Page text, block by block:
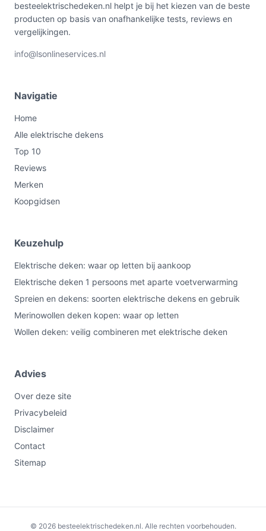
€58,65 Bekijk op bol.com
besteelektrischedeken.nl helpt je bij het kiezen van de beste
producten op basis van onafhankelijke tests, reviews en
vergelijkingen.
info@lsonlineservices.nl
Navigatie
Home
Alle elektrische dekens
Top 10
Reviews
Merken
Koopgidsen
Keuzehulp
Elektrische deken: waar op letten bij aankoop
Elektrische deken 1 persoons met aparte voetverwarming
Spreien en dekens: soorten elektrische dekens en gebruik
Merinowollen deken kopen: waar op letten
Wollen deken: veilig combineren met elektrische deken
Advies
Over deze site
Privacybeleid
Disclaimer
Contact
Sitemap
© 2026 besteelektrischedeken.nl. Alle rechten voorbehouden.